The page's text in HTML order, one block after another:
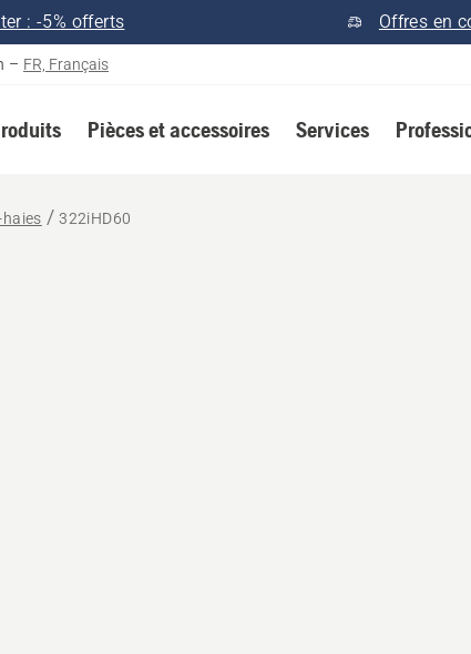
: -5% offerts Offres en
– FR, Français
Pièces et accessoires Services
322iHD60